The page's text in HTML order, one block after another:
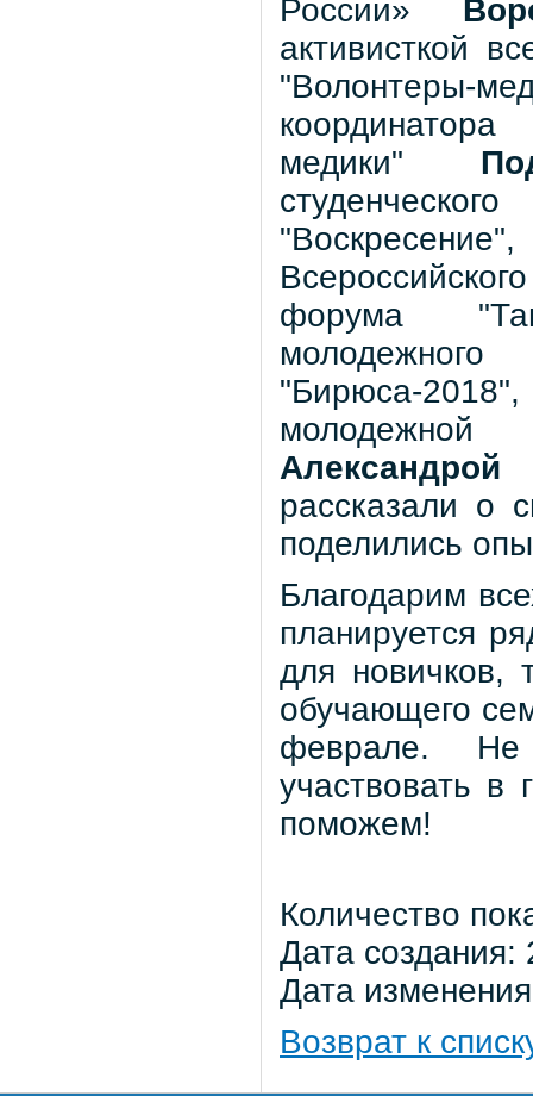
России»
активисткой
"Волонтеры-
медики"
форума
"Бирюса-
Александрой
рассказали о
поделились
Благодарим
планируется
для новичков,
обучающего
феврале.
участвовать в
поможем!
Количество
Дата
Дата
Возврат к